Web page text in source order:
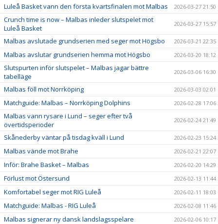
Luleå Basket vann den första kvartsfinalen mot Malbas 2026-03-27 21:50
Crunch time is now – Malbas inleder slutspelet mot
Luleå Basket
2026-03-27 15:57
Malbas avslutade grundserien med seger mot Högsbo 2026-03-21 22:35
Malbas avslutar grundserien hemma mot Högsbo 2026-03-20 18:12
Slutspurten inför slutspelet – Malbas jagar bättre
tabelläge
2026-03-06 16:30
Malbas föll mot Norrköping 2026-03-03 02:01
Matchguide: Malbas – Norrköping Dolphins 2026-02-28 17:06
Malbas vann rysare i Lund – seger efter två
övertidsperioder
2026-02-24 21:49
Skånederby väntar på tisdag kväll i Lund 2026-02-23 15:24
Malbas vände mot Brahe 2026-02-21 22:07
Inför: Brahe Basket – Malbas 2026-02-20 14:29
Förlust mot Östersund 2026-02-13 11:44
Komfortabel seger mot RIG Luleå 2026-02-11 18:03
Matchguide: Malbas - RIG Luleå 2026-02-08 11:46
Malbas signerar ny dansk landslagsspelare 2026-02-06 10:17